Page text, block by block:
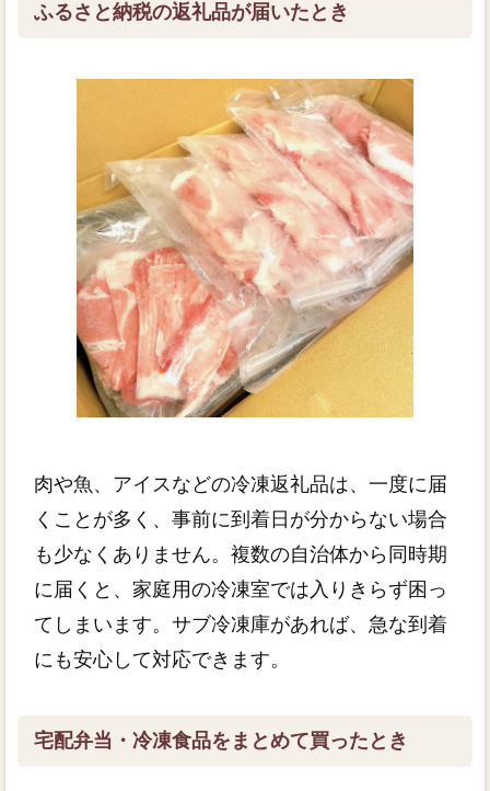
ふるさと納税の返礼品が届いたとき
肉や魚、アイスなどの冷凍返礼品は、一度に届
くことが多く、事前に到着日が分からない場合
も少なくありません。複数の自治体から同時期
に届くと、家庭用の冷凍室では入りきらず困っ
てしまいます。サブ冷凍庫があれば、急な到着
にも安心して対応できます。
宅配弁当・冷凍食品をまとめて買ったとき